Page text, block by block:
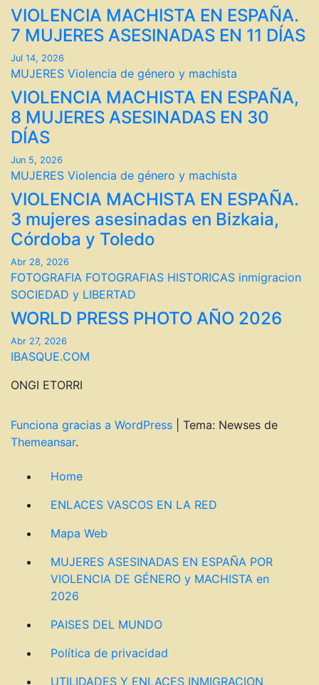
VIOLENCIA MACHISTA EN ESPAÑA.
7 MUJERES ASESINADAS EN 11 DÍAS
Jul 14, 2026
MUJERES Violencia de género y machista
VIOLENCIA MACHISTA EN ESPAÑA,
8 MUJERES ASESINADAS EN 30
DÍAS
Jun 5, 2026
MUJERES Violencia de género y machista
VIOLENCIA MACHISTA EN ESPAÑA.
3 mujeres asesinadas en Bizkaia,
Córdoba y Toledo
Abr 28, 2026
FOTOGRAFIA FOTOGRAFIAS HISTORICAS inmigracion
SOCIEDAD y LIBERTAD
WORLD PRESS PHOTO AÑO 2026
Abr 27, 2026
IBASQUE.COM
ONGI ETORRI
Funciona gracias a WordPress
Tema: Newses de
Themeansar.
Home
ENLACES VASCOS EN LA RED
Mapa Web
MUJERES ASESINADAS EN ESPAÑA POR
VIOLENCIA DE GÉNERO y MACHISTA en
2026
PAISES DEL MUNDO
Política de privacidad
UTILIDADES Y ENLACES INMIGRACION